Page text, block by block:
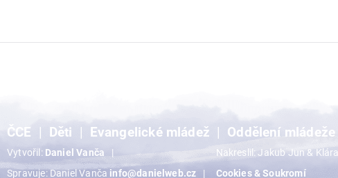
ČCE Děti Evangelické mládež Oddělení mládeže
Vytvořil: Daniel Vanča
Nakreslil: Jakub Jun &
Spravuje: Daniel Vanča info@danielweb.cz Cookies & Soukromí